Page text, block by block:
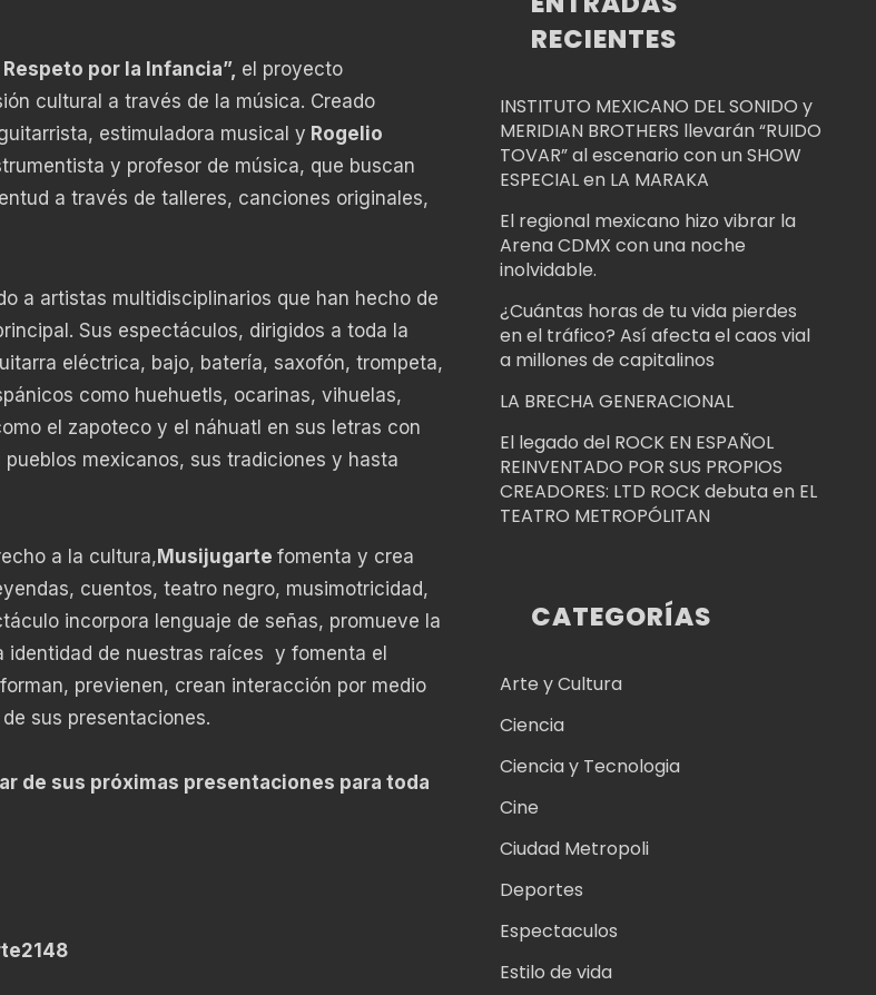
por la Infancia”, el proyecto
cultural a través de la música. Creado
estimuladora musical y Rogelio
y profesor de música, que buscan
a través de talleres, canciones originales,
a artistas multidisciplinarios que han hecho de
Sus espectáculos, dirigidos a toda la
eléctrica, bajo, batería, saxofón, trompeta,
como huehuetls, ocarinas, vihuelas,
el zapoteco y el náhuatl en sus letras con
mexicanos, sus tradiciones y hasta
a la cultura,Musijugarte fomenta y crea
cuentos, teatro negro, musimotricidad,
incorpora lenguaje de señas, promueve la
identidad de nuestras raíces y fomenta el
previenen, crean interacción por medio
sus presentaciones.
de sus próximas presentaciones para toda
RECIENTES
INSTITUTO MEXICANO DEL SONIDO y
MERIDIAN BROTHERS llevarán “RUIDO
TOVAR” al escenario con un SHOW
ESPECIAL en LA MARAKA
El regional mexicano hizo vibrar la
Arena CDMX con una noche
inolvidable.
¿Cuántas horas de tu vida pierdes
en el tráfico? Así afecta el caos vial
a millones de capitalinos
LA BRECHA GENERACIONAL
El legado del ROCK EN ESPAÑOL
REINVENTADO POR SUS PROPIOS
CREADORES: LTD ROCK debuta en EL
TEATRO METROPÓLITAN
CATEGORÍAS
Arte y Cultura
Ciencia
Ciencia y Tecnologia
Cine
Ciudad Metropoli
Deportes
Espectaculos
Estilo de vida